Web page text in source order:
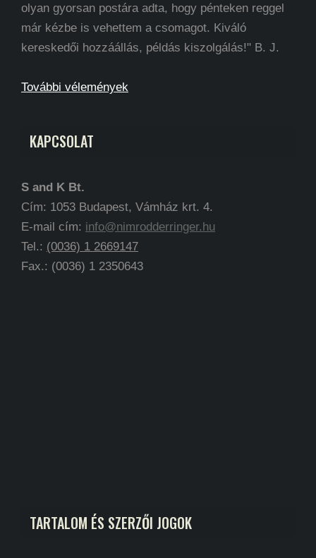
olyan gyorsan postára adta, hogy pénteken reggel
már kézbe is vehettem a csomagot. Kiváló
kereskedői hozzáállás, példás kiszolgálás!" B. J.
További vélemények
KAPCSOLAT
S and K Bt.
Cím: 1053 Budapest, Vámház krt. 4.
E-mail cím: info@nimrodderringer.hu
Tel.: (0036) 1 2669147
Fax.: (0036) 1 2350643
TARTALOM ÉS SZERZŐI JOGOK